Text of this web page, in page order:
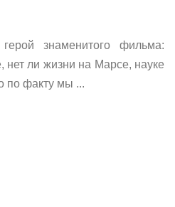
знаменитого фильма:
нет ли жизни на Марсе, науке
по факту мы ...